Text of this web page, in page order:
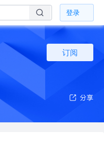
登录
订阅